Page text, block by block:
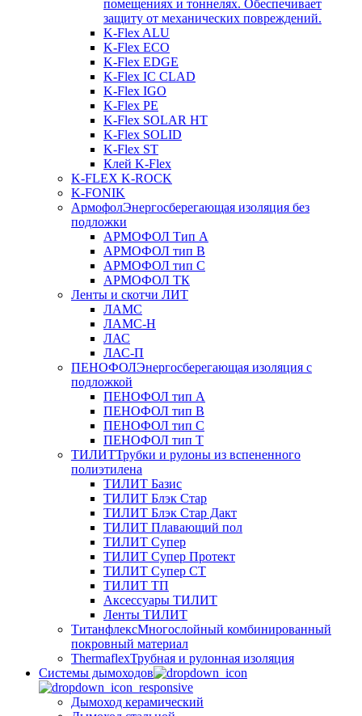
помещениях и тоннелях. Обеспечивает
защиту от механических повреждений.
K-Flex ALU
K-Flex ECO
K-Flex EDGE
K-Flex IC CLAD
K-Flex IGO
K-Flex PE
K-Flex SOLAR HT
K-Flex SOLID
K-Flex ST
Клей K-Flex
K-FLEX K-ROCK
K-FONIK
АрмофолЭнергосберегающая изоляция без
подложки
АРМОФОЛ Тип А
АРМОФОЛ тип В
АРМОФОЛ тип C
АРМОФОЛ ТК
Ленты и скотчи ЛИТ
ЛАМС
ЛАМС-Н
ЛАС
ЛАС-П
ПЕНОФОЛЭнергосберегающая изоляция с
подложкой
ПЕНОФОЛ тип А
ПЕНОФОЛ тип B
ПЕНОФОЛ тип C
ПЕНОФОЛ тип T
ТИЛИТТрубки и рулоны из вспененного
полиэтилена
ТИЛИТ Базис
ТИЛИТ Блэк Стар
ТИЛИТ Блэк Стар Дакт
ТИЛИТ Плавающий пол
ТИЛИТ Супер
ТИЛИТ Супер Протект
ТИЛИТ Супер СТ
ТИЛИТ ТП
Аксессуары ТИЛИТ
Ленты ТИЛИТ
ТитанфлексМногослойный комбинированный
покровный материал
ThermaflexТрубная и рулонная изоляция
Cистемы дымоходов
Дымоход керамический